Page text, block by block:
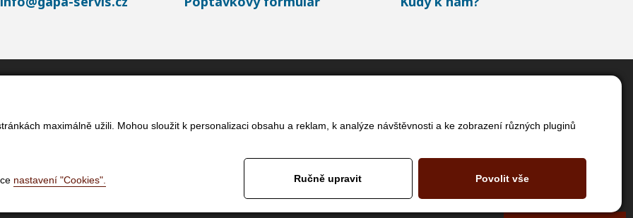
maximálně užili. Mohou sloužit k personalizaci obsahu a reklam, k analýze návštěvnosti a ke zobrazení různých pluginů
nastavení "Cookies". Ručně upravit Povolit vše
Skladištní oblast
ZPĚT
NAHORU